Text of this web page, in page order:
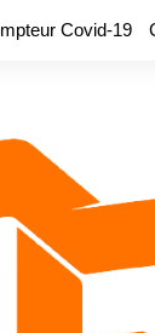
Covid-19